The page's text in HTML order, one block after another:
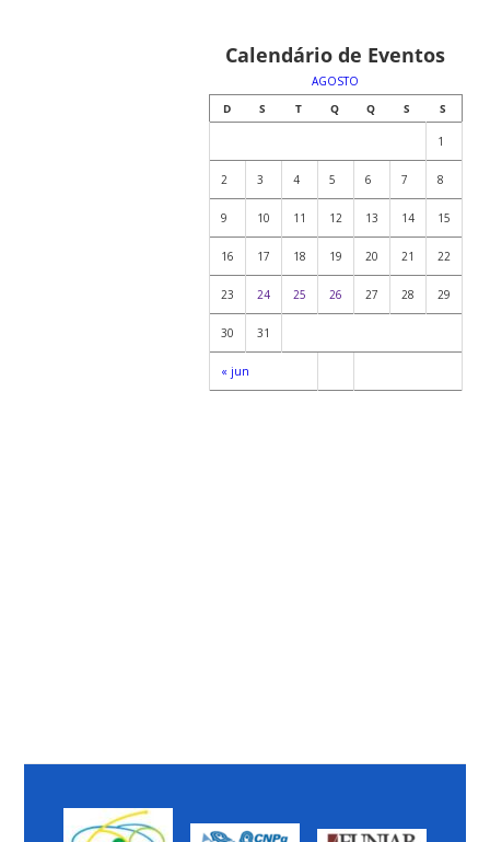
Calendário de Eventos
AGOSTO
D
S T Q Q S S
« jun
1
2 3 4 5 6 7 8
9 10 11 12 13 14 15
16 17 18 19 20 21 22
23 24 25 26 27 28 29
30 31